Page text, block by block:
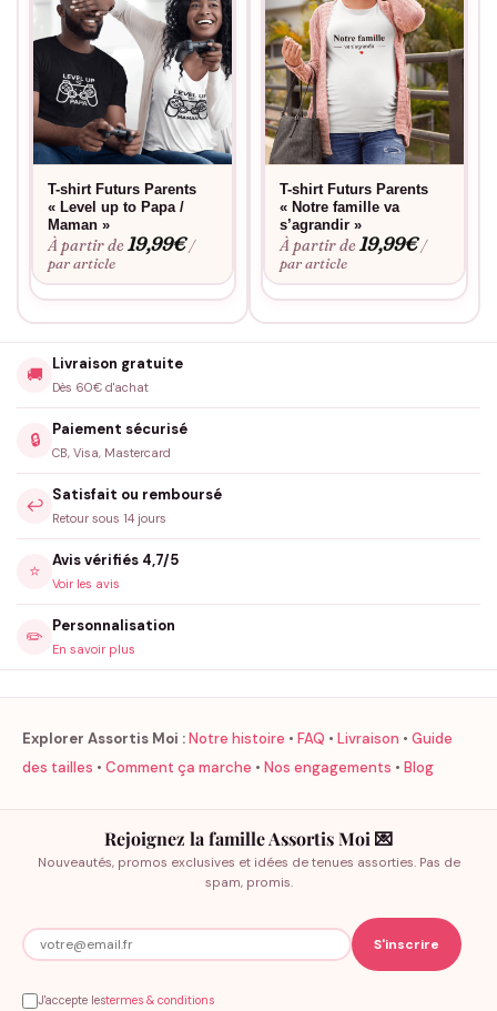
date de naissance prévue, regardez nos modèles avec date à
combiner.
Bon support pour annoncer la grossesse sur
Instagram ?
Très bon choix photo. Le motif est immédiatement
compréhensible par tous les abonnés, l’humour évite l’effet «
énième annonce de grossesse classique ». Vous vous
distinguez sans risquer la mauvaise interprétation.
Le flocage est-il fait en France ?
Oui, dans notre atelier en France à la commande.
Pas trop décalé pour des grands-parents
grossesse, la « bière » reste une référence légère que la plupart
des grands-parents comprennent sans s’offusquer. Si vous
avez de gros doutes, optez pour un modèle plus classique.
Quel délai de livraison ?
Expédition sous 48h. Point Relais 4,99€ ou Colissimo domicile
T-shirt Futurs Parents
« Level up to Papa /
Maman »
À partir de19,99€ /
par article
T-shirt Futurs Parents
« Notre famille va
s’agrandir »
À partir de19,99€ /
par article
🚚
Livraison gratuite
Dès 60€ d'achat
🔒
Paiement sécurisé
CB, Visa, Mastercard
↩️
Satisfait ou remboursé
Retour sous 14 jours
⭐
Avis vérifiés 4,7/5
Voir les avis
✏️
Personnalisation
En savoir plus
Explorer Assortis Moi :Notre histoire • FAQ • Livraison • Guide
des tailles • Comment ça marche • Nos engagements • Blog
Rejoignez la famille Assortis Moi 💌
Nouveautés, promos exclusives et idées de tenues assorties. Pas de
spam, promis.
J'accepte lestermes & conditions